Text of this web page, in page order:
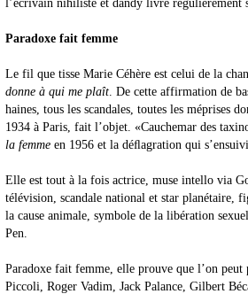
l’écrivain nihiliste et dandy livre régulièrement
Paradoxe fait femme
Le fil que tisse Marie Céhère est celui de la
donne à qui me plaît. De cette affirmation de
haines, tous les scandales, toutes les méprises
1934 à Paris, fait l’objet. «Cauchemar des
la femme en 1956 et la déﬂagration qui
Elle est tout à la fois actrice, muse intello via
télévision, scandale national et star planétaire,
la cause animale, symbole de la libération
Pen.
Paradoxe fait femme, elle prouve que l’on peut
Piccoli, Roger Vadim, Jack Palance, Gilbert